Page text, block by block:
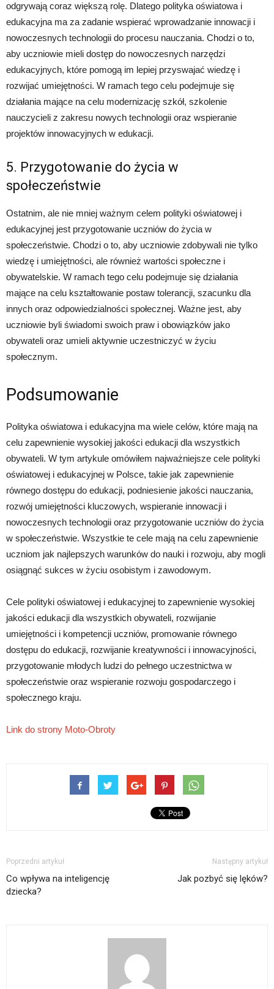
odgrywają coraz większą rolę. Dlatego polityka oświatowa i
edukacyjna ma za zadanie wspierać wprowadzanie innowacji i
nowoczesnych technologii do procesu nauczania. Chodzi o to,
aby uczniowie mieli dostęp do nowoczesnych narzędzi
edukacyjnych, które pomogą im lepiej przyswajać wiedzę i
rozwijać umiejętności. W ramach tego celu podejmuje się
działania mające na celu modernizację szkół, szkolenie
nauczycieli z zakresu nowych technologii oraz wspieranie
projektów innowacyjnych w edukacji.
5. Przygotowanie do życia w
społeczeństwie
Ostatnim, ale nie mniej ważnym celem polityki oświatowej i
edukacyjnej jest przygotowanie uczniów do życia w
społeczeństwie. Chodzi o to, aby uczniowie zdobywali nie tylko
wiedzę i umiejętności, ale również wartości społeczne i
obywatelskie. W ramach tego celu podejmuje się działania
mające na celu kształtowanie postaw tolerancji, szacunku dla
innych oraz odpowiedzialności społecznej. Ważne jest, aby
uczniowie byli świadomi swoich praw i obowiązków jako
obywateli oraz umieli aktywnie uczestniczyć w życiu
społecznym.
Podsumowanie
Polityka oświatowa i edukacyjna ma wiele celów, które mają na
celu zapewnienie wysokiej jakości edukacji dla wszystkich
obywateli. W tym artykule omówiłem najważniejsze cele polityki
oświatowej i edukacyjnej w Polsce, takie jak zapewnienie
równego dostępu do edukacji, podniesienie jakości nauczania,
rozwój umiejętności kluczowych, wspieranie innowacji i
nowoczesnych technologii oraz przygotowanie uczniów do życia
w społeczeństwie. Wszystkie te cele mają na celu zapewnienie
uczniom jak najlepszych warunków do nauki i rozwoju, aby mogli
osiągnąć sukces w życiu osobistym i zawodowym.
Cele polityki oświatowej i edukacyjnej to zapewnienie wysokiej
jakości edukacji dla wszystkich obywateli, rozwijanie
umiejętności i kompetencji uczniów, promowanie równego
dostępu do edukacji, rozwijanie kreatywności i innowacyjności,
przygotowanie młodych ludzi do pełnego uczestnictwa w
społeczeństwie oraz wspieranie rozwoju gospodarczego i
społecznego kraju.
Link do strony Moto-Obroty
Poprzedni artykuł
Co wpływa na inteligencję
dziecka?
Następny artykuł
Jak pozbyć się lęków?